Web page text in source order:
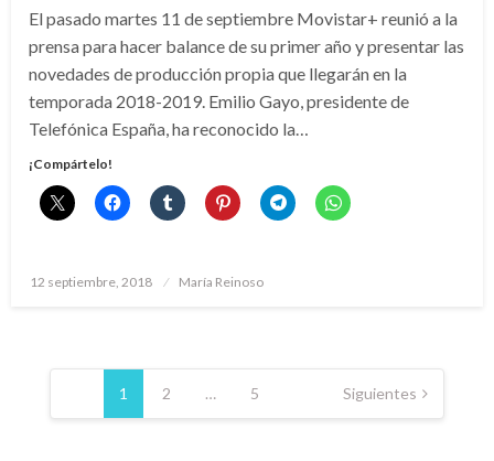
El pasado martes 11 de septiembre Movistar+ reunió a la
prensa para hacer balance de su primer año y presentar las
novedades de producción propia que llegarán en la
temporada 2018-2019. Emilio Gayo, presidente de
Telefónica España, ha reconocido la…
¡Compártelo!
Publicado
12 septiembre, 2018 María Reinoso
Paginación
entradas
1 2 … 5 Siguientes